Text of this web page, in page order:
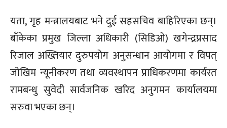
यता, गृह मन्त्रालयबाट भने दुई सहसचिव बाहिरिएका छन्।
बाँकेका प्रमुख जिल्ला अधिकारी (सिडिओ) खगेन्द्रप्रसाद
रिजाल अख्तियार दुरुपयोग अनुसन्धान आयोगमा र विपत्
जोखिम न्यूनीकरण तथा व्यवस्थापन प्राधिकरणमा कार्यरत
रामबन्धु सुवेदी सार्वजनिक खरिद अनुगमन कार्यालयमा
सरुवा भएका छन्।